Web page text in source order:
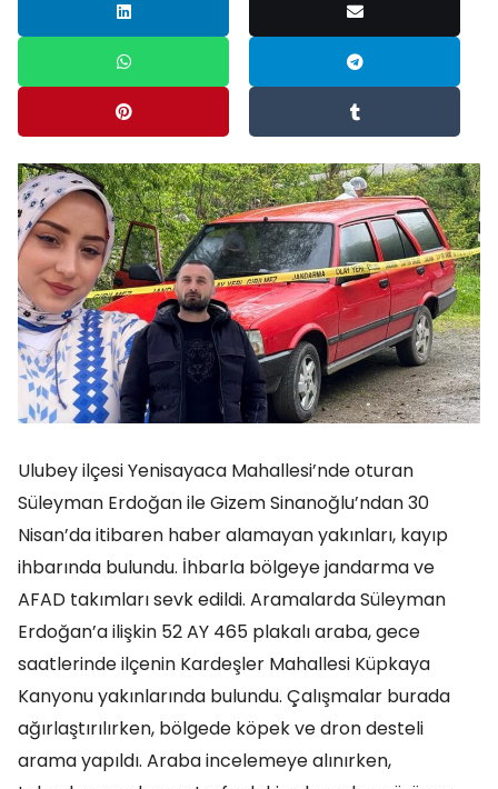
Ulubey ilçesi Yenisayaca Mahallesi’nde oturan
Süleyman Erdoğan ile Gizem Sinanoğlu’ndan 30
Nisan’da itibaren haber alamayan yakınları, kayıp
ihbarında bulundu. İhbarla bölgeye jandarma ve
AFAD takımları sevk edildi. Aramalarda Süleyman
Erdoğan’a ilişkin 52 AY 465 plakalı araba, gece
saatlerinde ilçenin Kardeşler Mahallesi Küpkaya
Kanyonu yakınlarında bulundu. Çalışmalar burada
ağırlaştırılırken, bölgede köpek ve dron desteli
arama yapıldı. Araba incelemeye alınırken,